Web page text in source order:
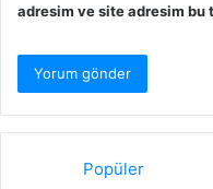
adresim ve site adresim bu
Popüler